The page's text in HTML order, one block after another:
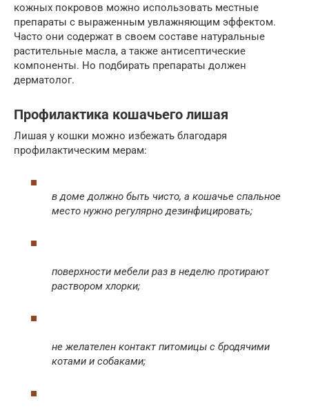
кожных покровов можно использовать местные
препараты с выраженным увлажняющим эффектом.
Часто они содержат в своем составе натуральные
растительные масла, а также антисептические
компоненты. Но подбирать препараты должен
дерматолог.
Профилактика кошачьего лишая
Лишая у кошки можно избежать благодаря
профилактическим мерам:
в доме должно быть чисто, а кошачье спальное
место нужно регулярно дезинфицировать;
поверхности мебели раз в неделю протирают
раствором хлорки;
не желателен контакт питомицы с бродячими
котами и собаками;